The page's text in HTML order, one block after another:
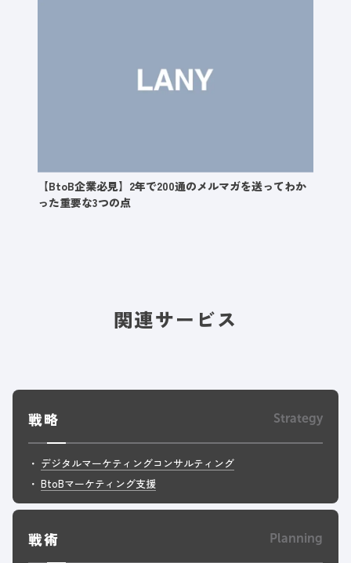
【BtoB企業必見】2年で200通のメルマガを送ってわか
った重要な3つの点
関連サービス
戦略 Strategy
デジタルマーケティングコンサルティング
BtoBマーケティング支援
戦術 Planning